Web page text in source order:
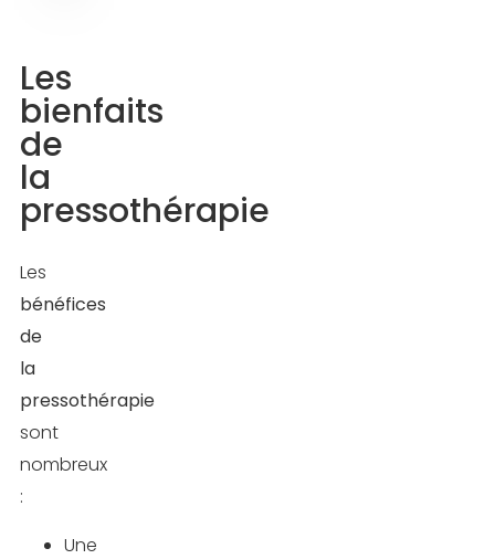
Les
bienfaits
de
la
pressothérapie
Les
bénéfices
de
la
pressothérapie
sont
nombreux
:
Une